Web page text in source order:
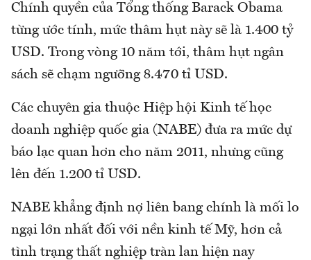
Chính quyền của Tổng thống Barack Obama
từng ước tính, mức thâm hụt này sẽ là 1.400 tỷ
USD. Trong vòng 10 năm tới, thâm hụt ngân
sách sẽ chạm ngưỡng 8.470 tỉ USD.
Các chuyên gia thuộc Hiệp hội Kinh tế học
doanh nghiệp quốc gia (NABE) đưa ra mức dự
báo lạc quan hơn cho năm 2011, nhưng cũng
lên đến 1.200 tỉ USD.
NABE khẳng định nợ liên bang chính là mối lo
ngại lớn nhất đối với nền kinh tế Mỹ, hơn cả
tình trạng thất nghiệp tràn lan hiện nay